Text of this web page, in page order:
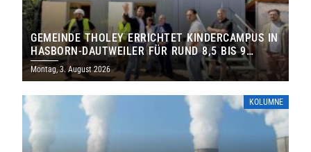
GEMEINDE THOLEY ERRICHTET KINDERCAMPUS IN
HASBORN-DAUTWEILER FÜR RUND 8,5 BIS 9
MILLIONEN EURO
Montag, 3. August 2026
KOLUMNE